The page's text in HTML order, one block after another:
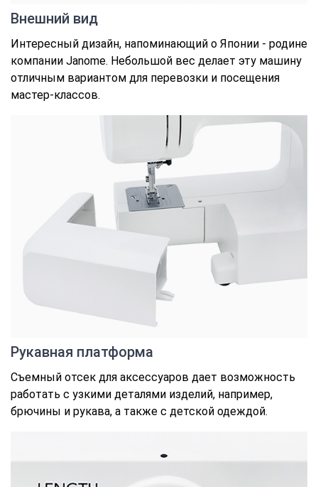
Внешний вид
Интересный дизайн, напоминающий о Японии - родине
компании Janome. Небольшой вес делает эту машину
отличным вариантом для перевозки и посещения
мастер-классов.
Рукавная платформа
Съемный отсек для аксессуаров дает возможность
работать с узкими деталями изделий, например,
брючины и рукава, а также с детской одеждой.